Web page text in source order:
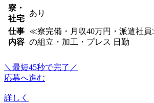
寮・
社宅
あり
仕事
内容
≪寮完備・月収40万円・派遣社
の組立・加工・プレス 日勤
＼最短45秒で完了／
応募へ進む
詳しく